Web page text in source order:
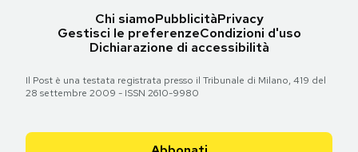
Chi siamoPubblicitàPrivacy
Gestisci le preferenzeCondizioni d'uso
Dichiarazione di accessibilità
Il Post è una testata registrata presso il Tribunale di Milano, 419 del
28 settembre 2009 - ISSN 2610-9980